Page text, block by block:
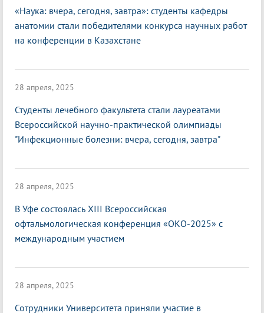
«Наука: вчера, сегодня, завтра»: студенты кафедры
анатомии стали победителями конкурса научных работ
на конференции в Казахстане
28 апреля, 2025
Студенты лечебного факультета стали лауреатами
Всероссийской научно-практической олимпиады
"Инфекционные болезни: вчера, сегодня, завтра"
28 апреля, 2025
В Уфе состоялась XIII Всероссийская
офтальмологическая конференция «ОКО-2025» с
международным участием
28 апреля, 2025
Сотрудники Университета приняли участие в